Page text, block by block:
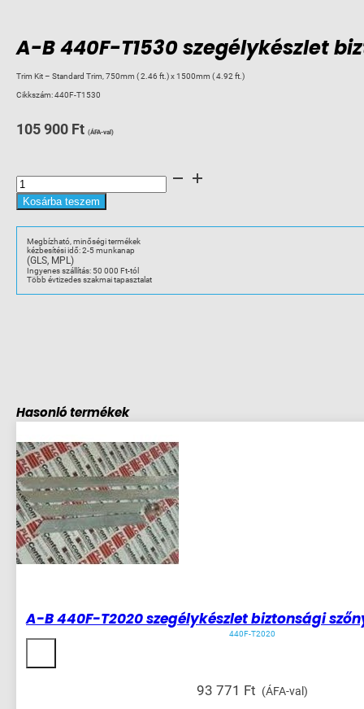
A-B 440F-T1530 szegélykészlet
Trim Kit – Standard Trim, 750mm ( 2.46 ft.) x 1500mm ( 4.92 ft.)
Cikkszám:440F-T1530
105 900 Ft (ÁFA-val)
440F-
T1530
szegélykészlet
szőnyeghez
mennyiség
Kosárba teszem
Megbízható, minőségi termékek
kézbesítési idő: 2-5 munkanap
(GLS, MPL)
Ingyenes szállítás: 50 000 Ft-tól
Több évtizedes szakmai tapasztalat
Hasonló termékek
A-B 440F-T2020 szegélykészlet biztonsági
440F-T2020
93 771 Ft (ÁFA-val)